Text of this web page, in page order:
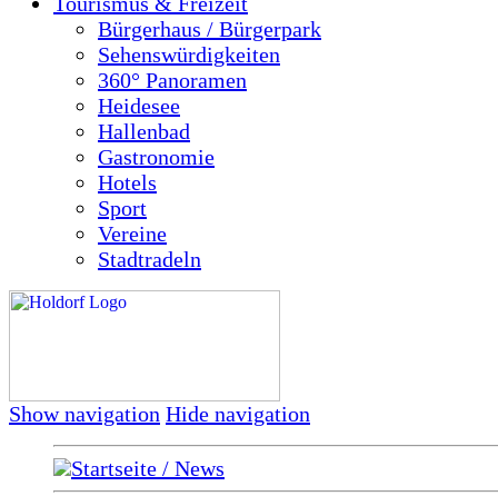
Bürgerhaus / Bürgerpark
Sehenswürdigkeiten
360° Panoramen
Heidesee
Hallenbad
Gastronomie
Hotels
Sport
Vereine
Stadtradeln
Show navigation Hide navigation
Startseite / News